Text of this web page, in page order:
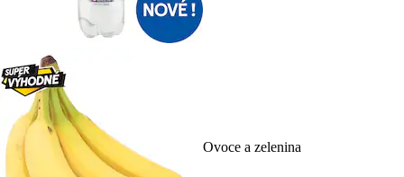
Ovoce a zelenina